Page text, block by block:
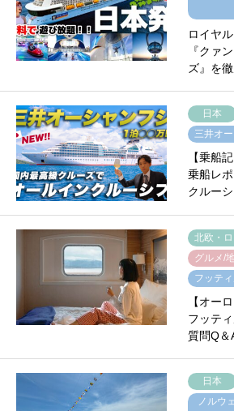
ロイヤ
『クァ
ズ』を
日本
三井オ
【乗船
乗船レ
クルー
北欧・
グルメ/
フッテ
【オー
フッテ
質問Q＆
日本
ノルウ